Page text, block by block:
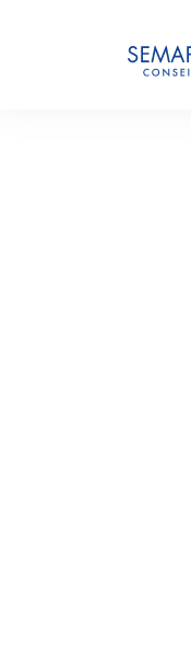
: Invalid